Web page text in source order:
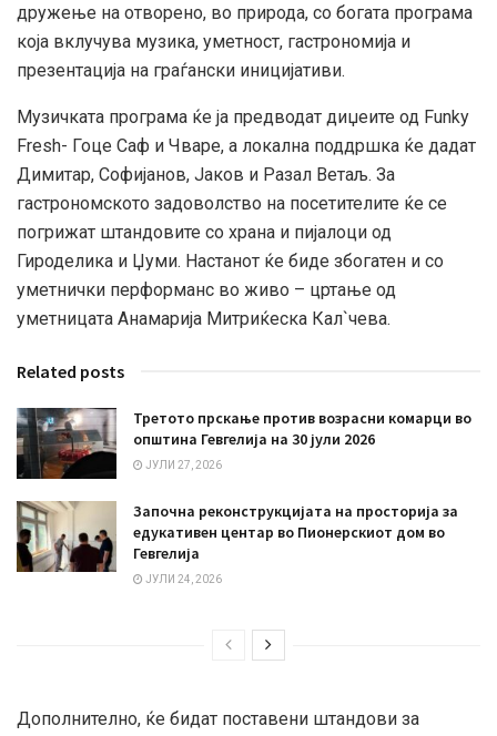
дружење на отворено, во природа, со богата програма
која вклучува музика, уметност, гастрономија и
презентација на граѓански иницијативи.
Музичката програма ќе ја предводат диџеите од Funky
Fresh- Гоце Саф и Чваре, а локална поддршка ќе дадат
Димитар, Софијанов, Јаков и Разал Ветаљ. За
гастрономското задоволство на посетителите ќе се
погрижат штандовите со храна и пијалоци од
Гироделика и Џуми. Настанот ќе биде збогатен и со
уметнички перформанс во живо – цртање од
уметницата Анамарија Митриќеска Кал`чева.
Related posts
Третото прскање против возрасни комарци во
општина Гевгелија на 30 јули 2026
ЈУЛИ 27, 2026
Започна реконструкцијата на просторија за
едукативен центар во Пионерскиот дом во
Гевгелија
ЈУЛИ 24, 2026
Дополнително, ќе бидат поставени штандови за